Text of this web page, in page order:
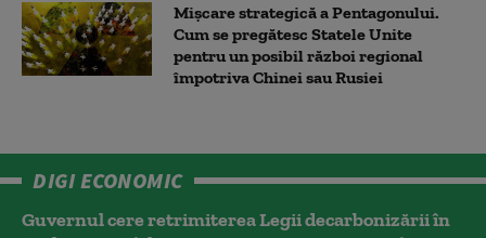
Mișcare strategică a Pentagonului.
Cum se pregătesc Statele Unite
pentru un posibil război regional
împotriva Chinei sau Rusiei
DIGI ECONOMIC
Guvernul cere retrimiterea Legii decarbonizării în